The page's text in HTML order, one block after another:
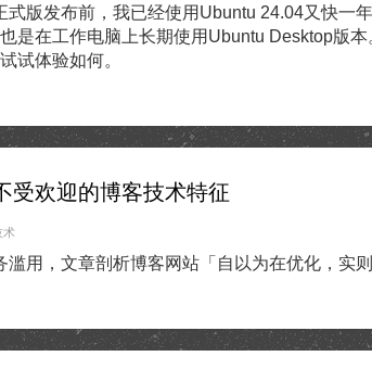
式版发布前，我已经使用Ubuntu 24.04又快一
是在工作电脑上长期使用Ubuntu Desktop版
试体验如何。
受欢迎的博客技术特征
术
滥用，文章剖析博客网站「自以为在优化，实